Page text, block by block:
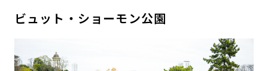
ビュット・ショーモン公園